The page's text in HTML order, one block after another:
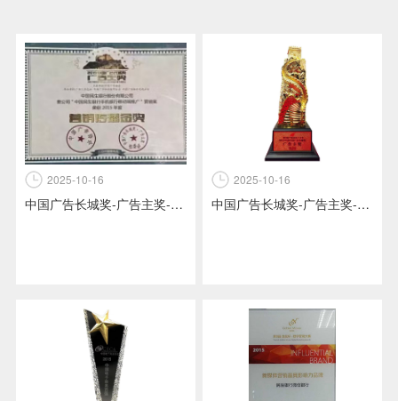
2025-10-16
中国广告长城奖-广告主奖-营销传播金奖-中国民生银行手机银行移动端推广项目-中国广告协会+中国广告长城奖广告主奖组委会颁发
2025-10-16
中国广告长城奖-广告主奖-营销传播金奖-奖杯-中国民生银行手机银行移动端推广项目-中国广告协会+中国广告长城奖广告主奖组委会颁发